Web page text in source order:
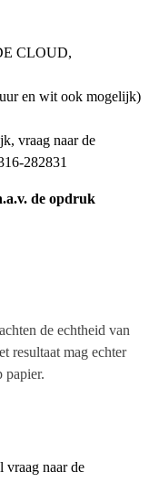
CLOUD,
en wit ook mogelijk)
vraag naar de
282831
de opdruk
de echtheid van
resultaat mag echter
papier.
vraag naar de